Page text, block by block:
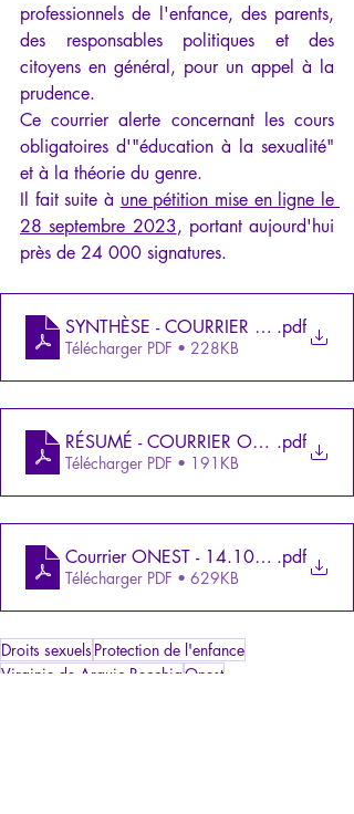
professionnels de l'enfance, des parents,
des responsables politiques et des
citoyens en général, pour un appel à la
prudence.
Ce courrier alerte concernant les cours
obligatoires d'"éducation à la sexualité"
et à la théorie du genre.
Il fait suite à une pétition mise en ligne le
28 septembre 2023, portant aujourd'hui
près de 24 000 signatures.
SYNTHÈSE - COURRIER ONEST
.pdf
Télécharger PDF • 228KB
RÉSUMÉ - COURRIER ONEST
.pdf
Télécharger PDF • 191KB
Courrier ONEST - 14.10.2023
.pdf
Télécharger PDF • 629KB
Droits sexuels Protection de l'enfance
Virginie de Araujo-RecchiaOnest